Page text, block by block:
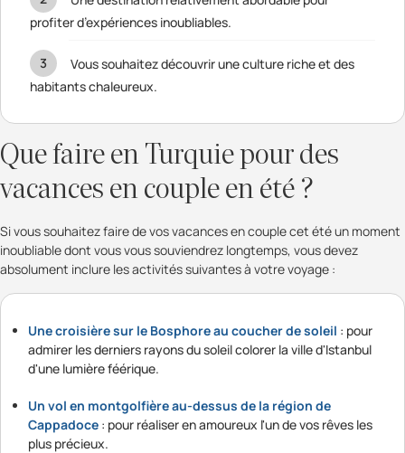
profiter d’expériences inoubliables.
Vous souhaitez découvrir une culture riche et des
habitants chaleureux.
Que faire en Turquie pour des
vacances en couple en été ?
Si vous souhaitez faire de vos vacances en couple cet été un moment
inoubliable dont vous vous souviendrez longtemps, vous devez
absolument inclure les activités suivantes à votre voyage :
Une croisière sur le Bosphore au coucher de soleil : pour
admirer les derniers rayons du soleil colorer la ville d'Istanbul
d'une lumière féérique.
Un vol en montgolfière au-dessus de la région de
Cappadoce : pour réaliser en amoureux l'un de vos rêves les
plus précieux.